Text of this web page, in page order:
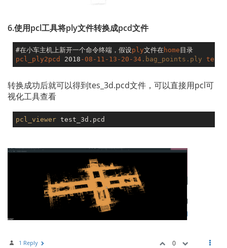
6.使用pcl工具将ply文件转换成pcd文件
#在小车主机上新开一个命令终端，假设ply文件在home
pcl_ply2pcd
2018 -08-11-13-20-34 .bag_points .ply
转换成功后就可以得到tes_3d.pcd文件，可以直接用pcl可
视化工具查看
pcl_viewer
1 Reply 0